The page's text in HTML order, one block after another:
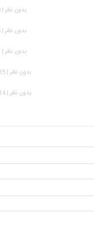
بدون نظر | 460 بازدید
بدون نظر | 765 بازدید
بدون نظر | 783 بازدید
بدون نظر | 1,535 بازدید
بدون نظر | 2,414 بازدید